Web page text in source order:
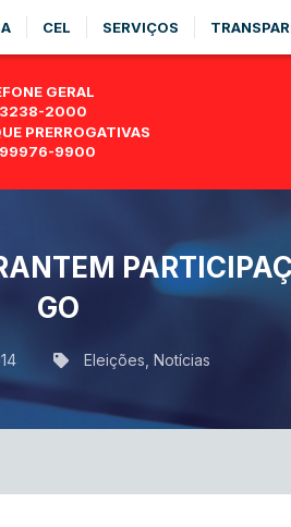
CEL SERVIÇOS
GERAL
2000
PRERROGATIVAS
9900
GO
Eleições Notícias